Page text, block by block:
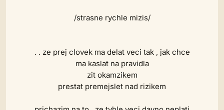
/strasne rychle mizis/
. . ze prej clovek ma delat veci tak , jak chce
ma kaslat na pravidla
zit okamzikem
prestat premejslet nad rizikem